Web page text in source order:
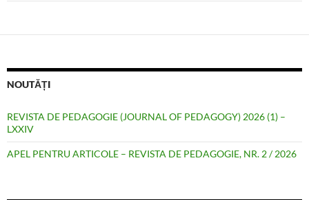
NOUTĂȚI
REVISTA DE PEDAGOGIE (JOURNAL OF PEDAGOGY) 2026 (1) –
LXXIV
APEL PENTRU ARTICOLE – REVISTA DE PEDAGOGIE, NR. 2 / 2026